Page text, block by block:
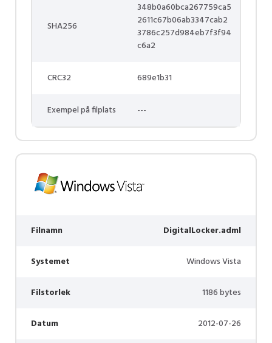
SHA256
348b0a60bca267759ca5
2611c67b06ab3347cab2
3786c257d984eb7f3f94
c6a2
CRC32 689e1b31
Exempel på filplats ---
Filnamn DigitalLocker.adml
Systemet Windows Vista
Filstorlek 1186 bytes
Datum 2012-07-26